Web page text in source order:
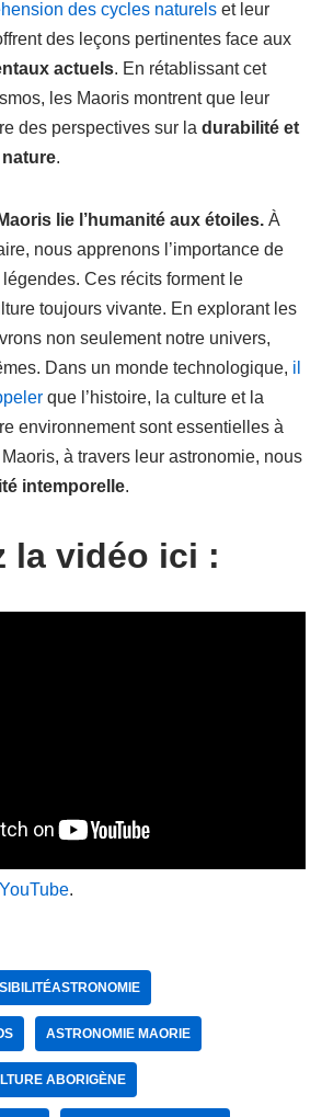
des cycles naturels et leur
des leçons pertinentes face aux
actuels. En rétablissant cet
les Maoris montrent que leur
des perspectives sur la durabilité et
nature.
lie l’humanité aux étoiles. À
nous apprenons l’importance de
légendes. Ces récits forment le
toujours vivante. En explorant les
non seulement notre univers,
Dans un monde technologique, il
que l’histoire, la culture et la
environnement sont essentielles à
à travers leur astronomie, nous
intemporelle.
la vidéo ici :
.
ASTRONOMIE MAORIE
ABORIGÈNE